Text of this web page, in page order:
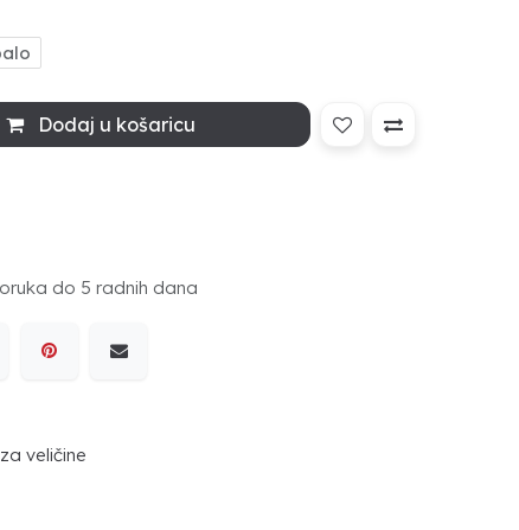
Dodaj u košaricu
do 5 radnih dana
veličine